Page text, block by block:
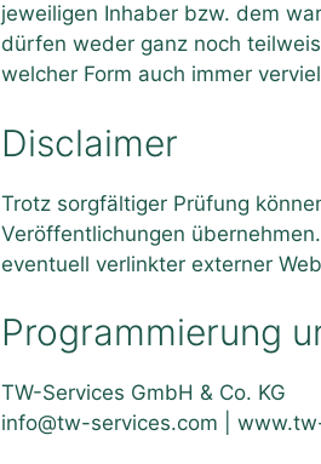
jeweiligen Inhaber bzw. dem
dürfen weder ganz noch
welcher Form auch immer
Disclaimer
Trotz sorgfältiger Prüfung
Veröffentlichungen
eventuell verlinkter externer
Programmierung
TW-Services GmbH & Co. KG
info@tw-services.com